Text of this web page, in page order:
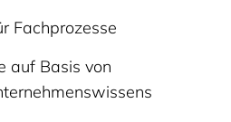
Fachprozesse
auf Basis von